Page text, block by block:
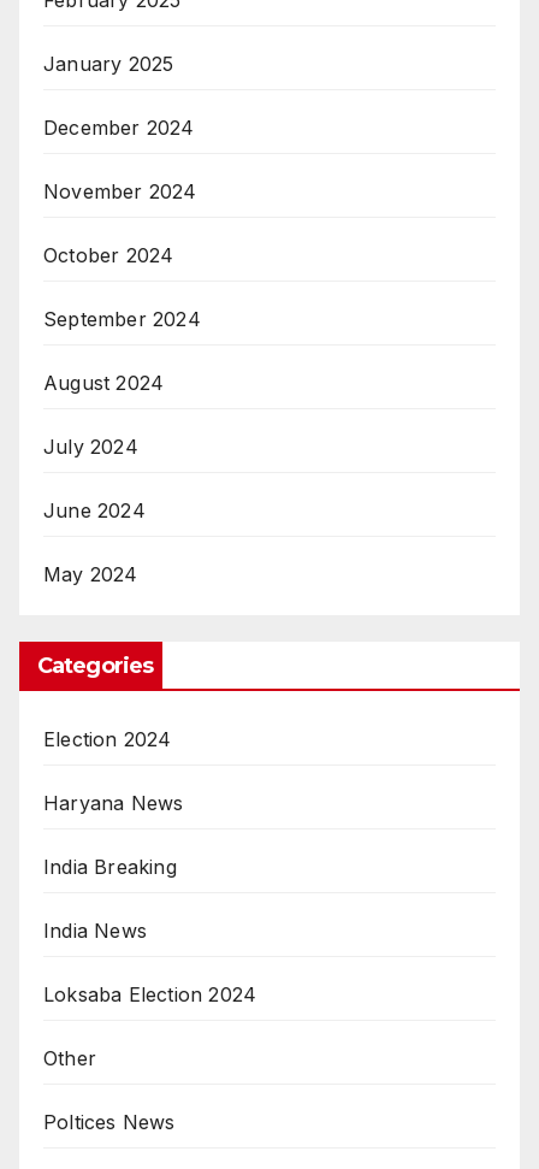
January 2025
December 2024
November 2024
October 2024
September 2024
August 2024
July 2024
June 2024
May 2024
Categories
Election 2024
Haryana News
India Breaking
India News
Loksaba Election 2024
Other
Poltices News